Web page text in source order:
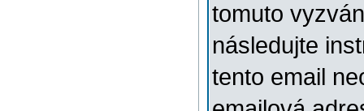
tomuto
následujte
tento email